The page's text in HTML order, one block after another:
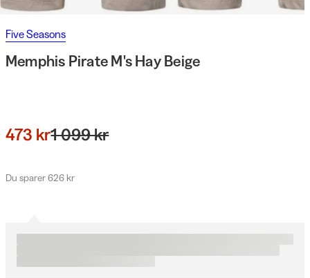
Five Seasons
Memphis Pirate M's Hay Beige
473 kr1 099 kr
Du sparer 626 kr